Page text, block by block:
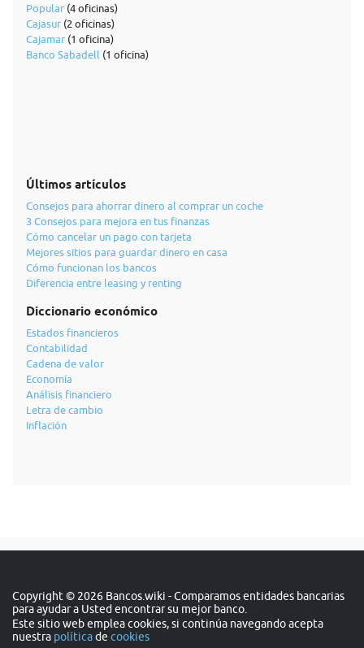
Popular (4 oficinas)
Cajasur (2 oficinas)
Cajamar (1 oficina)
Banco Sabadell (1 oficina)
Últimos artículos
Consejos para ahorrar dinero al comprar un coche
3 Consejos para mejora en tus finanzas
Cómo cancelar un pago con tarjeta
Mejores sitios para guardar dinero en casa
Cómo funcionan los bancos
Diferencia entre leasing y renting
Diccionario económico
Estados financieros
Contabilidad
Cadena de valor
Economía
Análisis financiero
Letra de cambio
Inflación
Copyright © 2026 Bancos.wiki - Comparamos entidades bancarias
para ayudar a Usted encontrar su mejor banco.
Este sitio web emplea cookies, si continúa navegando acepta
nuestra políticade cookies